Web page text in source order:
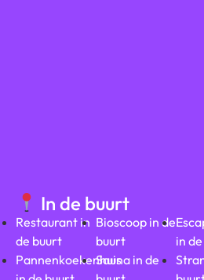
In de buurt
Restaurant in
de buurt
Pannenkoekenhuis
Bioscoop in de
buurt
Sauna in de
in